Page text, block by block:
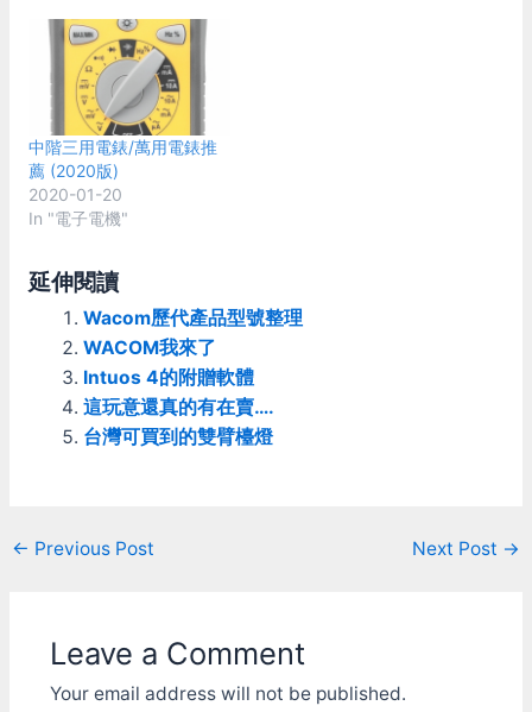
2012/05 Intuos 5 Touch
PTH-450 PTH-650
Pen PTK-450 PTK-650
2013/09 Intuos…
的濾鏡組。不過別高興的太
啦。 ．Wacom Brushes 3
給Photoshop用的Wacom
中階三用電錶/萬用電錶推
薦 (2020版)
2020-01-20
In "電子電機"
延伸閱讀
Wacom歷代產品型號整理
WACOM我來了
Intuos 4的附贈軟體
這玩意還真的有在賣….
台灣可買到的雙臂檯燈
Post
← Previous Post Next Post →
Leave a Comment
Your email address will not be published.